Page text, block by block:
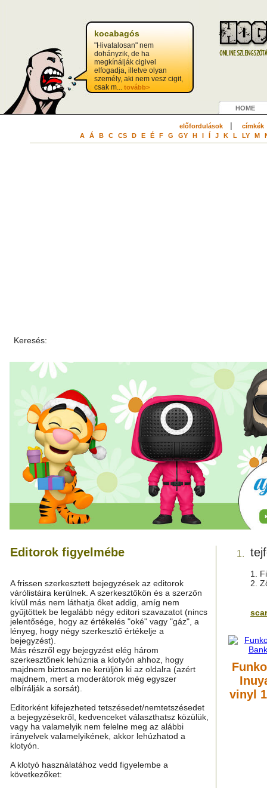
kocabagós
"Hivatalosan" nem
dohányzik, de ha
megkínálják cigivel
elfogadja, illetve olyan
személy, aki nem vesz cigit,
csak m... tovább>
HOME
előfordulások| címkék
A Á B C CS D E É F G GY H I Í J K L LY M
Keresés:
Editorok figyelmébe
A frissen szerkesztett bejegyzések az editorok
várólistáira kerülnek. A szerkesztőkön és a szerzőn
kívül más nem láthatja őket addig, amíg nem
gyűjtöttek be legalább négy editori szavazatot (nincs
jelentősége, hogy az értékelés "oké" vagy "gáz", a
lényeg, hogy négy szerkesztő értékelje a
bejegyzést).
Más részről egy bejegyzést elég három
szerkesztőnek lehúznia a klotyón ahhoz, hogy
majdnem biztosan ne kerüljön ki az oldalra (azért
majdnem, mert a moderátorok még egyszer
elbírálják a sorsát).
Editorként kifejezheted tetszésedet/nemtetszésedet
a bejegyzésekről, kedvenceket választhatsz közülük,
vagy ha valamelyik nem felelne meg az alábbi
irányelvek valamelyikének, akkor lehúzhatod a
klotyón.
A klotyó használatához vedd figyelembe a
következőket:
1.
1.
2.
vinyl